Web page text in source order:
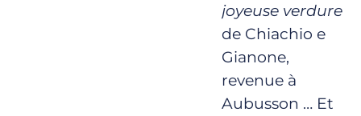
joyeuse verdure
de Chiachio e
Gianone,
revenue à
Aubusson … Et